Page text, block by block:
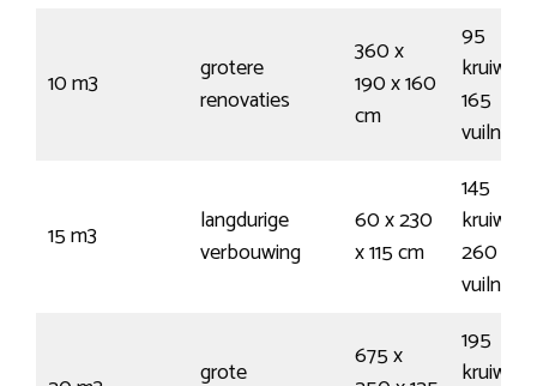
10 m3
grotere
renovaties
360 x
190 x 160
cm
95
165
15 m3
langdurige
verbouwing
60 x 230
x 115 cm
145
260
grote
675 x
195